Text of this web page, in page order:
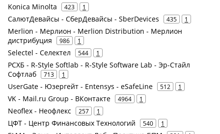
Konica Minolta 423 1
СалютДевайсы - СберДевайсы - SberDevices 435 1
Merlion - Мерлион - Merlion Distribution - Мерлион
дистрибуция
986 1
Selectel - Селектел 544 1
РСХБ - R-Style Softlab - R-Style Software Lab - Эр-Стайл
Софтлаб
713 1
UserGate - Юзергейт - Entensys - eSafeLine 512 1
VK - Mail.ru Group - ВКонтакте 4964 1
Neoflex - Неофлекс 257 1
ЦФТ - Центр Финансовых Технологий 540 1